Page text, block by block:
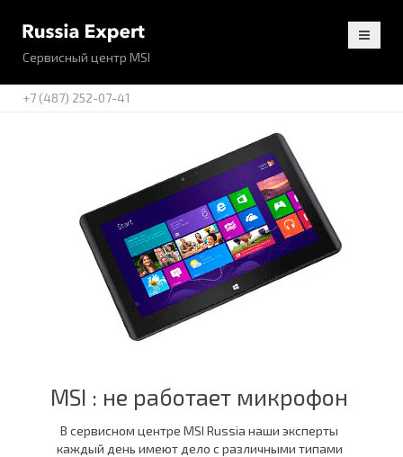
Сервисный центр MSI
+7 (487) 252-07-41
MSI : не работает микрофон
В сервисном центре MSI Russia наши эксперты
каждый день имеют дело с различными типами